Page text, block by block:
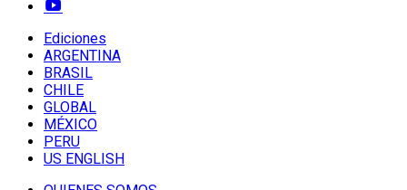
Ediciones
ARGENTINA
BRASIL
CHILE
GLOBAL
MÉXICO
PERU
US ENGLISH